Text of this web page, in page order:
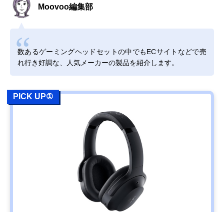
Moovoo編集部
数あるゲーミングヘッドセットの中でもECサイトなどで売
れ行き好調な、人気メーカーの製品を紹介します。
PICK UP①